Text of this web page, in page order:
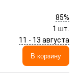
85%
1 шт.
11 - 13 августа
В корзину